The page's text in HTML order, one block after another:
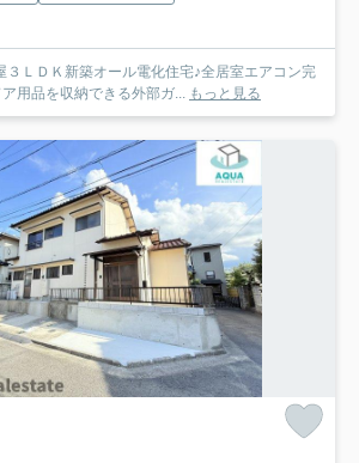
３ＬＤＫ新築オール電化住宅♪全居室エアコン完
用品を収納できる外部ガ...
もっと見る